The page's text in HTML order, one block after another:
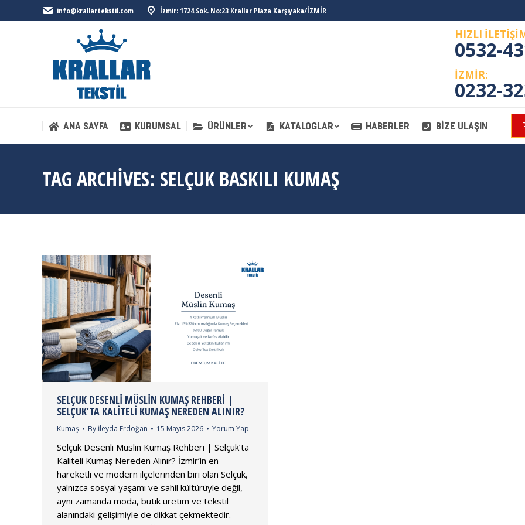
info@krallartekstil.com İzmir: 1724 Sok. No:23 Krallar Plaza Karşıyaka/İZMİR
HIZLI
0532-
İZMİR:
0232-
ANA SAYFA KURUMSAL ÜRÜNLER KATALOGLAR HABERLER BIZE ULAŞIN
TAG ARCHIVES: SELÇUK BASKILI KUMAŞ
SELÇUK DESENLI MÜSLIN KUMAŞ REHBERI |
SELÇUK’TA KALITELI KUMAŞ NEREDEN ALINIR?
Kumaş By İleyda Erdoğan 15 Mayıs 2026 Yorum Yap
Selçuk Desenli Müslin Kumaş Rehberi | Selçuk’ta
Kaliteli Kumaş Nereden Alınır? İzmir’in en
hareketli ve modern ilçelerinden biri olan Selçuk,
yalnızca sosyal yaşamı ve sahil kültürüyle değil,
aynı zamanda moda, butik üretim ve tekstil
alanındaki gelişimiyle de dikkat çekmektedir.
ANA SAYFA KURUMSAL ÜRÜNLER KATALOGLAR HABERLER BIZE ULAŞIN